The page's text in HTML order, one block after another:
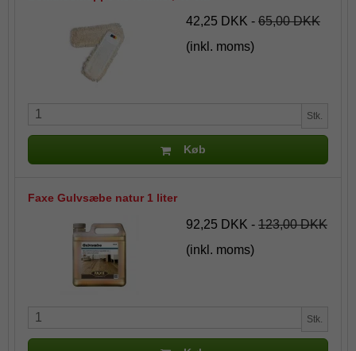
42,25 DKK - 65,00 DKK
(inkl. moms)
Stk.
Køb
Faxe Gulvsæbe natur 1 liter
92,25 DKK - 123,00 DKK
(inkl. moms)
Stk.